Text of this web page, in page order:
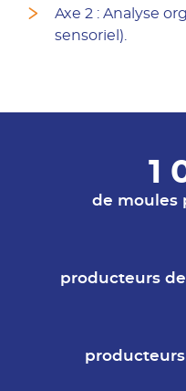
Axe 2 : Analyse
sensoriel).
1
de moules
producteurs